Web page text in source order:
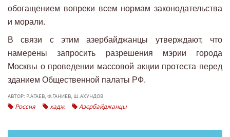
обогащением вопреки всем нормам законодательства
и морали.
В связи с этим азербайджанцы утверждают, что
намерены запросить разрешения мэрии города
Москвы о проведении массовой акции протеста перед
зданием Общественной палаты РФ.
АВТОР: Р.АГАЕВ, Ф.ГАНИЕВ, Ш.АХУНДОВ
Россия хадж Азербайджанцы